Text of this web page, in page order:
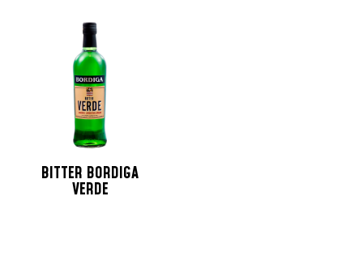
BITTER BORDIGA
VERDE